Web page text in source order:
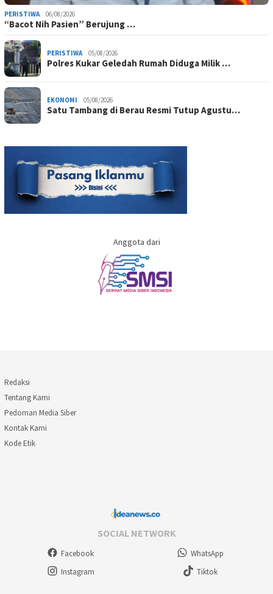
PERISTIWA 06/08/2026
“Bacot Nih Pasien” Berujung …
PERISTIWA 05/08/2026
Polres Kukar Geledah Rumah Diduga Milik …
EKONOMI 05/08/2026
Satu Tambang di Berau Resmi Tutup Agustu…
Anggota dari
Redaksi
Tentang Kami
Pedoman Media Siber
Kontak Kami
Kode Etik
SOCIAL NETWORK
Facebook
WhatsApp
Instagram
Tiktok